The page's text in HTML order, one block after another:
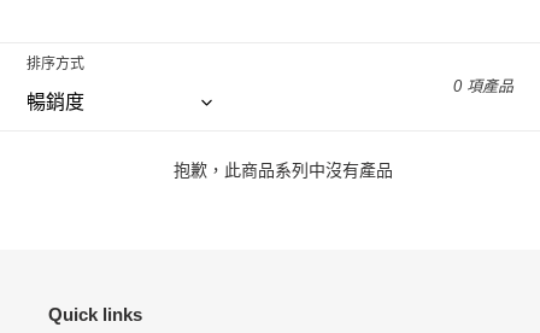
排序方式
0 項產品
抱歉，此商品系列中沒有產品
Quick links